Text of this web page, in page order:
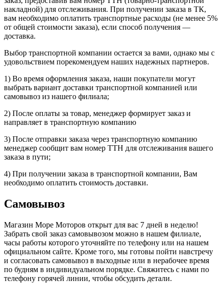
накладной) для отслеживания. При получении заказа в ТК,
вам необходимо оплатить транспортные расходы (не менее 5%
от общей стоимости заказа), если способ получения —
доставка.
Выбор транспортной компании остается за вами, однако мы с
удовольствием порекомендуем наших надежных партнеров.
1) Во время оформления заказа, наши покупатели могут
выбрать вариант доставки транспортной компанией или
самовывоз из нашего филиала;
2) После оплаты за товар, менеджер формирует заказ и
направляет в транспортную компанию
3) После отправки заказа через транспортную компанию
менеджер сообщит вам номер ТТН для отслеживания вашего
заказа в пути;
4) При получении заказа в транспортной компании, Вам
необходимо оплатить стоимость доставки.
Самовывоз
Магазин Море Моторов открыт для вас 7 дней в неделю!
Забрать свой заказ самовывозом можно в нашем филиале,
часы работы которого уточняйте по телефону или на нашем
официальном сайте. Кроме того, мы готовы пойти навстречу
и согласовать самовывоз в выходные или в нерабочее время
по будням в индивидуальном порядке. Свяжитесь с нами по
телефону горячей линии, чтобы обсудить детали.